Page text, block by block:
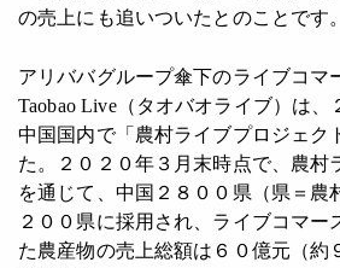
の売上にも追いついたとのことです。
アリババグループ傘下のライブコマ
Taobao Live（タオバオライブ）は、
中国国内で「農村ライブプロジェク
た。２０２０年３月末時点で、農村
を通じて、中国２８００県（県＝農
２００県に採用され、ライブコマー
た農産物の売上総額は６０億元（約